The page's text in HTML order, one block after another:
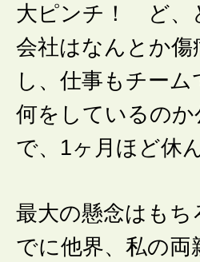
大ピンチ！ ど、
会社はなんとか
し、仕事もチー
何をしているの
で、1ヶ月ほど休
最大の懸念はも
でに他界、私の